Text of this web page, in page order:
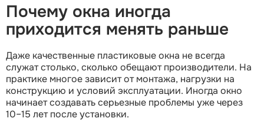
Почему окна иногда
приходится менять раньше
Даже качественные пластиковые окна не всегда
служат столько, сколько обещают производители. На
практике многое зависит от монтажа, нагрузки на
конструкцию и условий эксплуатации. Иногда окно
начинает создавать серьезные проблемы уже через
10–15 лет после установки.